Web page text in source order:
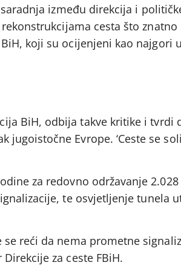
između direkcija i
cesta što znatno
koji su ocijenjeni kao najgori
BiH, odbija takve kritike i tvrdi
Evrope. ‘Ceste se
za redovno održavanje
te osvjetljenje tunela
reći da nema prometne
za ceste FBiH.